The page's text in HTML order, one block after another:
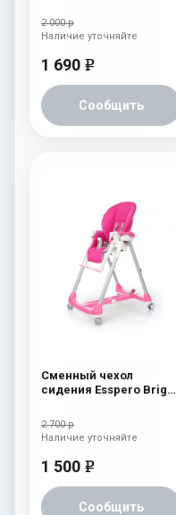
кормления Peg-Perego
Diner Beige
2 000 р
1 690 e
Сообщить
Наличие уточняйте
Сменный чехол
сидения Esspero Bright
кормления Peg-Perego
Diner Pink
2 700 р
1 500 e
Сообщить
Наличие уточняйте